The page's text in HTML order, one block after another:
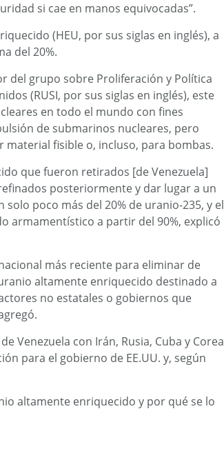
si cae en manos equivocadas”.
(HEU, por sus siglas en inglés), a
del 20%.
del grupo sobre Proliferación y Política
(RUSI, por sus siglas en inglés), este
en todo el mundo con fines
de submarinos nucleares, pero
fisible o, incluso, para bombas.
que fueron retirados [de Venezuela]
posteriormente y dar lugar a un
poco más del 20% de uranio-235, y el
armamentístico a partir del 90%, explicó
más reciente para eliminar de
altamente enriquecido destinado a
no estatales o gobiernos que
Venezuela con Irán, Rusia, Cuba y Corea
para el gobierno de EE.UU. y, según
altamente enriquecido y por qué se lo